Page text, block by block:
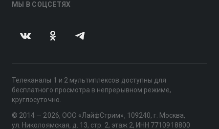
МЫ В СОЦСЕТЯХ
Телеканалы 1 и 2 мультиплексов доступны для
бесплатного просмотра в непрерывном режиме,
круглосуточно.
© 2014 — 2026, ООО «ЛайфСтрим», 109240, г. Москва,
ул. Николоямская, д. 13, стр. 2, этаж 2, ИНН 7710918800